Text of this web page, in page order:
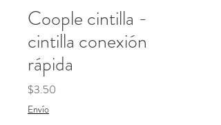
Coople cintilla -
cintilla conexión
rápida
$3.50
Envío